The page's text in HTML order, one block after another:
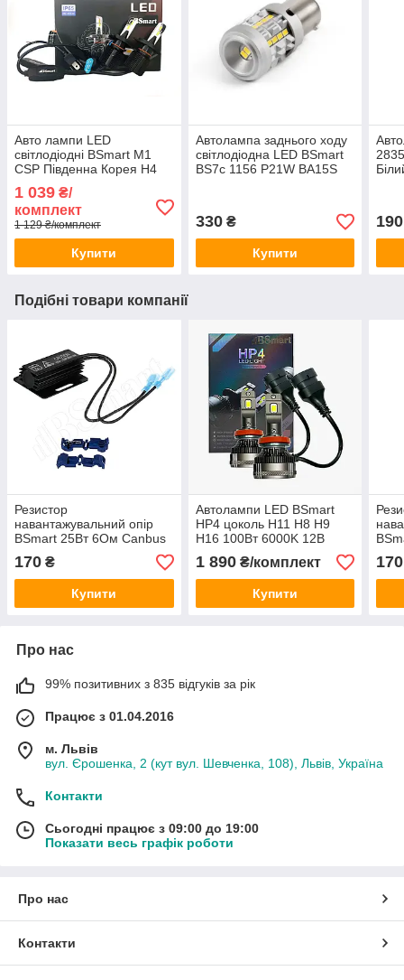
Авто лампи LED
світлодіодні BSmart M1
CSP Південна Корея H4
8000Лм 40Вт 12-24В
1 039 ₴/
комплект
1 129 ₴/комплект
Купити
Автолампа заднього ходу
світлодіодна LED BSmart
BS7c 1156 P21W BA15S
330₴
Купити
190
Подібні товари компанії
Резистор
навантажувальний опір
BSmart 25Вт 6Ом Canbus
170 ₴
Купити
Автолампи LED BSmart
HP4 цоколь H11 H8 H9
H16 100Вт 6000K 12В
1 890₴/комплект
Купити
170
Про нас
99% позитивних з 835 відгуків за рік
Працює з 01.04.2016
м. Львів
вул. Єрошенка, 2 (кут вул. Шевченка, 108), Львів, Україна
Контакти
Сьогодні працює з 09:00 до 19:00
Показати весь графік роботи
Про нас
Контакти